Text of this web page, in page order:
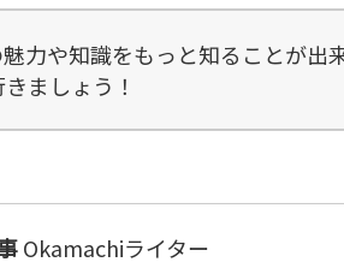
力や知識をもっと知ることが出
ましょう！
Okamachiライター